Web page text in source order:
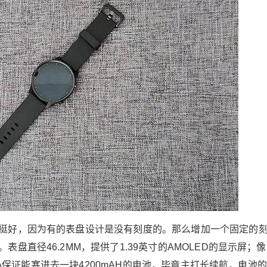
，因为有的表盘设计是没有刻度的。那么增加一个固定的刻
表盘直径46.2MM，提供了1.39英寸的AMOLED的显示屏；
证能塞进去一块4200mAH的电池，毕竟主打长续航，电池
米运动哦，所以之前使用华米或者小米手环的用
户数据是不能同步过来的。这个应该说小米手环
是小米产品家族里新开个一朵花吧，是否逐渐感
受到了小米自己的生态系统碎片化了吗？ 连接手
表前请确保手机蓝牙开启 app界面 其实现在很多
厂家的所谓智能手表的设计都大同小异了，越来
越同质化。提供一个基本操作，数据查阅管理，
运动计划，个人信息等。 APP端提供了丰富的表
盘市场 可以根据跟人的喜好场景更改表盘。 因为
家里用了小爱同学音响，也有一些简单的智能家
居设备通过小爱同学来控制。发现APP中有小爱
同学训练计划，心头还是蛮惊喜的。这样不用担
心距离小爱音响太远而需要用力干吼了。另外app
还提供股票的关注列表，这个跟小米其他设备一
一个小渠道。 手表操作 一定要开启小米穿戴的后
台运行权限哦，在app界面我们可以选择我们希望
信息提醒的应用。 表盘更换 手表操作 小爱同学